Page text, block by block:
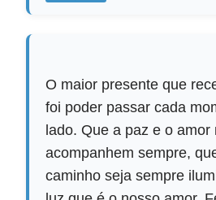
O maior presente que
foi poder passar cada
lado. Que a paz e o amor
acompanhem sempre,
caminho seja sempre